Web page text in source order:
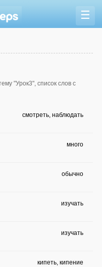
☰
"Урок3", список слов с
смотреть, наблюдать
много
обычно
изучать
изучать
кипеть, кипение